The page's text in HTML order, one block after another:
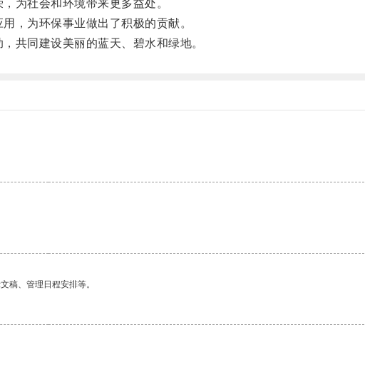
为社会和环境带来更多益处。
为环保事业做出了积极的贡献。
同建设美丽的蓝天、碧水和绿地。
稿、管理日程安排等。